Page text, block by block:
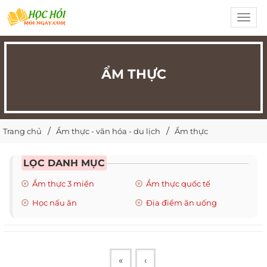
ẨM THỰC
Trang chủ Ẩm thực - văn hóa - du lịch Ẩm thực
LỌC DANH MỤC
Ẩm thực 3 miền
Ẩm thực quốc tế
Học nấu ăn
Địa điểm ăn uống
« ‹